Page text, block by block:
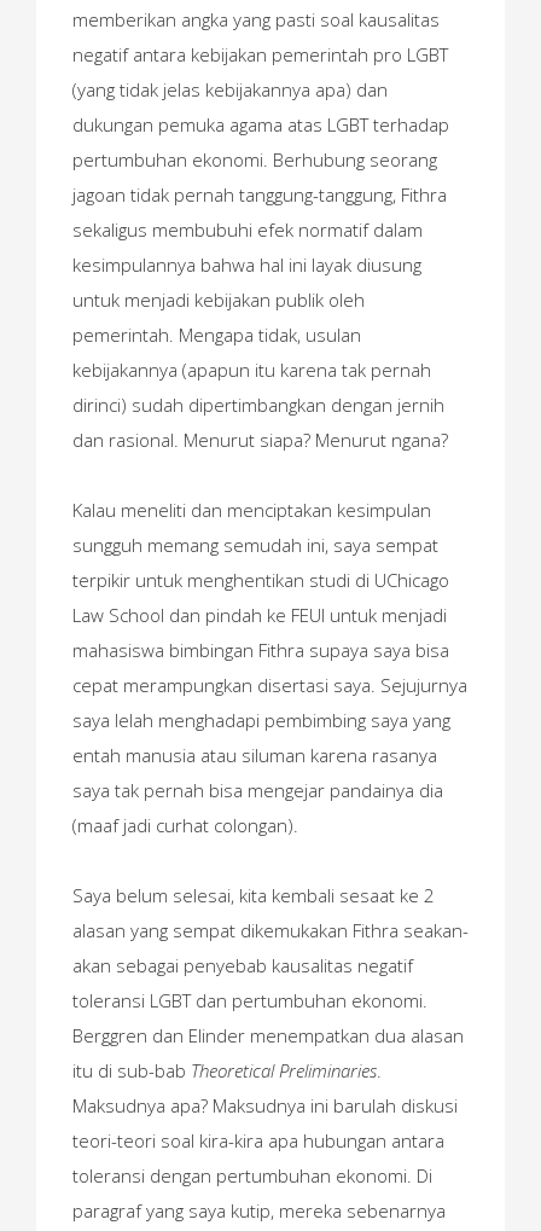
memberikan angka yang pasti soal kausalitas
negatif antara kebijakan pemerintah pro LGBT
(yang tidak jelas kebijakannya apa) dan
dukungan pemuka agama atas LGBT terhadap
pertumbuhan ekonomi. Berhubung seorang
jagoan tidak pernah tanggung-tanggung, Fithra
sekaligus membubuhi efek normatif dalam
kesimpulannya bahwa hal ini layak diusung
untuk menjadi kebijakan publik oleh
pemerintah. Mengapa tidak, usulan
kebijakannya (apapun itu karena tak pernah
dirinci) sudah dipertimbangkan dengan jernih
dan rasional. Menurut siapa? Menurut ngana?
Kalau meneliti dan menciptakan kesimpulan
sungguh memang semudah ini, saya sempat
terpikir untuk menghentikan studi di UChicago
Law School dan pindah ke FEUI untuk menjadi
mahasiswa bimbingan Fithra supaya saya bisa
cepat merampungkan disertasi saya. Sejujurnya
saya lelah menghadapi pembimbing saya yang
entah manusia atau siluman karena rasanya
saya tak pernah bisa mengejar pandainya dia
(maaf jadi curhat colongan).
Saya belum selesai, kita kembali sesaat ke 2
alasan yang sempat dikemukakan Fithra seakan-
akan sebagai penyebab kausalitas negatif
toleransi LGBT dan pertumbuhan ekonomi.
Berggren dan Elinder menempatkan dua alasan
itu di sub-bab Theoretical Preliminaries
Maksudnya apa? Maksudnya ini barulah diskusi
teori-teori soal kira-kira apa hubungan antara
toleransi dengan pertumbuhan ekonomi. Di
paragraf yang saya kutip, mereka sebenarnya